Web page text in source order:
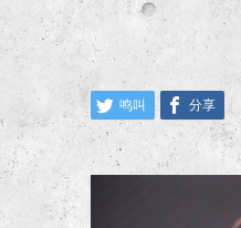
鸣叫 分享